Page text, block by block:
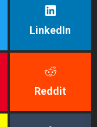
LinkedIn
Reddit